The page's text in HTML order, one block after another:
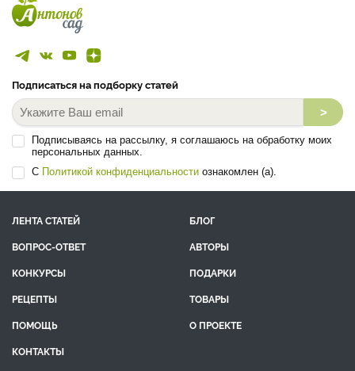
Подписаться на подборку статей
>
Подписываясь на рассылку, я соглашаюсь на обработку моих
персональных данных.
С Политикой конфиденциальности ознакомлен (а).
ЛЕНТА СТАТЕЙ
БЛОГ
ВОПРОС-ОТВЕТ
АВТОРЫ
КОНКУРСЫ
ПОДАРКИ
РЕЦЕПТЫ
ТОВАРЫ
ПОМОЩЬ
О ПРОЕКТЕ
КОНТАКТЫ